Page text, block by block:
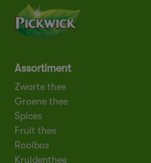
Assortiment
Zwarte thee
Groene thee
Spices
Fruit thee
Rooibos
Kruidenthee